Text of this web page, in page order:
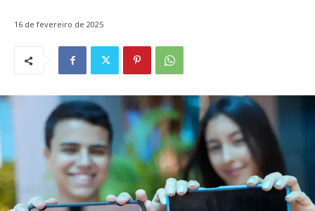
16 de fevereiro de 2025